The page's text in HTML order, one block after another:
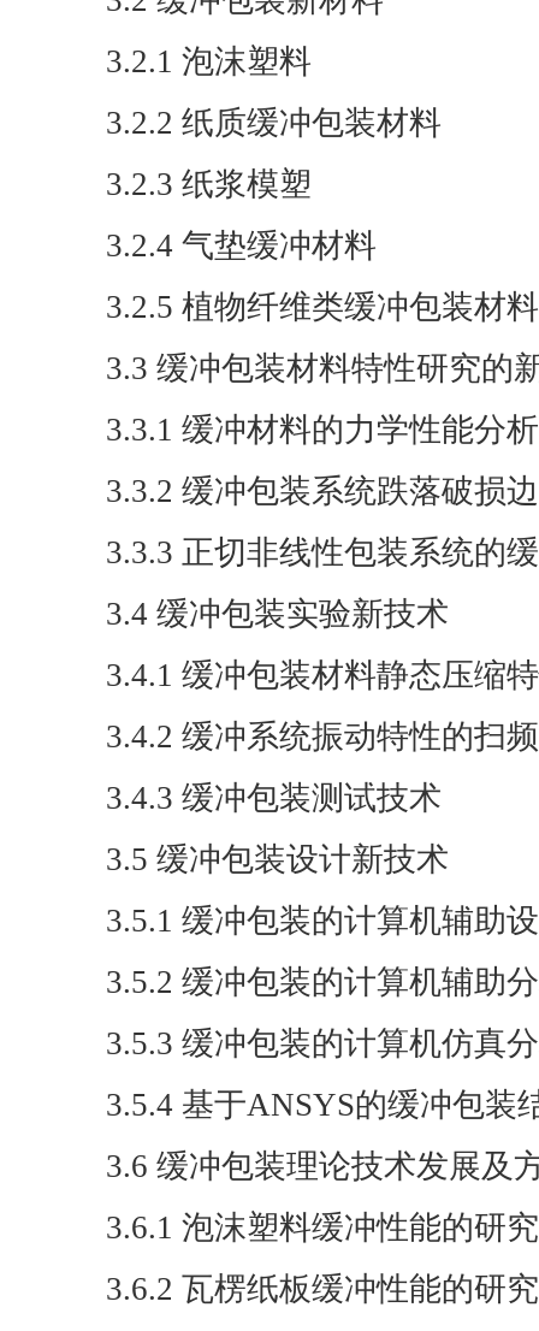
3.2.1 泡沫塑料
3.2.2 纸质缓冲包装材料
3.2.3 纸浆模塑
3.2.4 气垫缓冲材料
3.2.5 植物纤维类缓冲包装材料
3.3 缓冲包装材料特性研究的
3.3.1 缓冲材料的力学性能分析
3.3.2 缓冲包装系统跌落破损
3.3.3 正切非线性包装系统的
3.4 缓冲包装实验新技术
3.4.1 缓冲包装材料静态压缩
3.4.2 缓冲系统振动特性的扫
3.4.3 缓冲包装测试技术
3.5 缓冲包装设计新技术
3.5.1 缓冲包装的计算机辅助
3.5.2 缓冲包装的计算机辅助
3.5.3 缓冲包装的计算机仿真
3.5.4 基于ANSYS的缓冲包装
3.6 缓冲包装理论技术发展及
3.6.1 泡沫塑料缓冲性能的研究
3.6.2 瓦楞纸板缓冲性能的研究